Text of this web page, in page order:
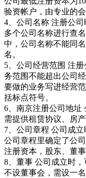
验资帐户，由专业的
4、公司名称 注册公
多个公司名称进行查
中，公司名称不能同
名。
5、公司经营范围 注
务范围不能超出公司
要做的业务写进经营
括标点符号。
6、南京注册公司地址
需提供租赁协议、房
7、公司章程 公司成
公司章程里确定了公
注册资本，股东、董
8、董事 公司成立时
不设董事会，需设一